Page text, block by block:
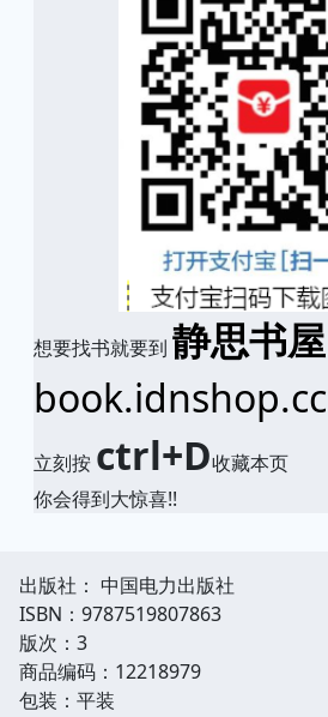
想要找书就要到 静思书屋
book.idnshop.cc
立刻按 ctrl+D收藏本页
你会得到大惊喜!!
出版社： 中国电力出版社
ISBN：9787519807863
版次：3
商品编码：12218979
包装：平装